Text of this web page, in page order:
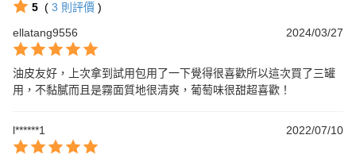
5 ( 3 則評價 )
ellatang9556
2024/03/27
油皮友好，上次拿到試用包用了一下覺得很喜歡所以這次買了三罐
用，不黏膩而且是霧面質地很清爽，葡萄味很甜超喜歡！
l******1 2022/07/10